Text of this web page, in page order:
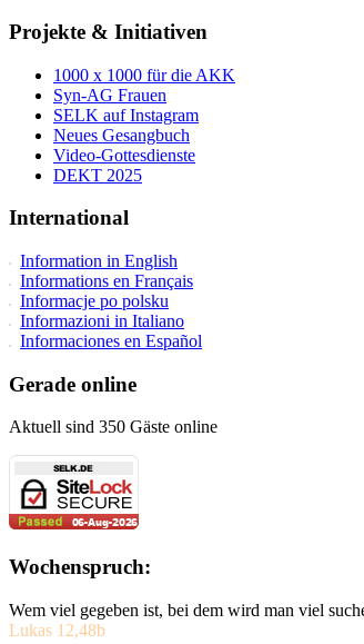
Projekte & Initiativen
1000 x 1000 für die AKK
Syn-AG Frauen
SELK auf Instagram
Neues Gesangbuch
Video-Gottesdienste
DEKT 2025
International
Information in English
Informations en Français
Informacje po polsku
Informazioni in Italiano
Informaciones en Español
Gerade online
Aktuell sind 350 Gäste online
Wochenspruch:
Wem viel gegeben ist, bei dem wird man viel
Lukas 12,48b